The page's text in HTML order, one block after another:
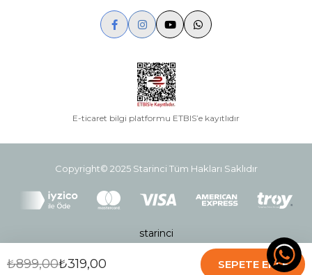
E-ticaret bilgi platformu ETBIS’e kayıtlıdır
Copyright© 2025 Starinci Tüm Hakları Saklıdır
starinci
₺899,00₺319,00